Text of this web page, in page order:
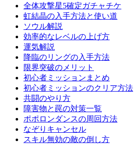
全体攻撃星5確定ガチャチケ
虹結晶の入手方法と使い道
ソウル解説
効率的なレベルの上げ方
運気解説
降臨のリングの入手方法
限界突破のメリット
初心者ミッションまとめ
初心者ミッションのクリア方法
共闘のやり方
障害物と罠の対策一覧
ポポロンダンスの周回方法
なぞりキャンセル
スキル無効の敵の倒し方